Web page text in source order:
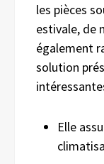
les pièces
estivale, de
également
solution
Elle